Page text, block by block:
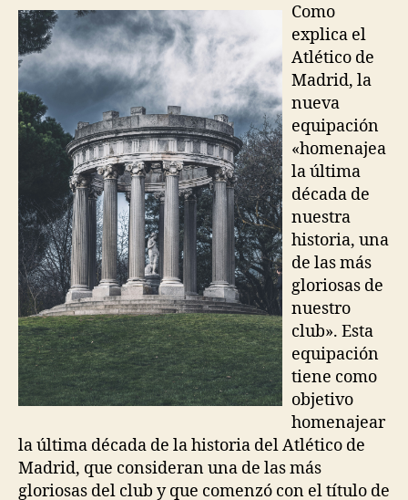
Como
explica el
Atlético de
Madrid, la
nueva
equipación
«homenajea
la última
década de
nuestra
historia, una
de las más
gloriosas de
nuestro
club». Esta
equipación
tiene como
objetivo
homenajear
la última década de la historia del Atlético de
Madrid, que consideran una de las más
gloriosas del club y que comenzó con el título de